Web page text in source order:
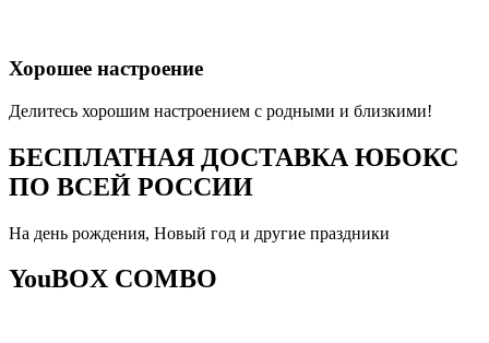
Хорошее настроение
Делитесь хорошим настроением с родными и близкими!
БЕСПЛАТНАЯ ДОСТАВКА ЮБОКС
ПО ВСЕЙ РОССИИ
На день рождения, Новый год и другие праздники
YouBOX COMBO